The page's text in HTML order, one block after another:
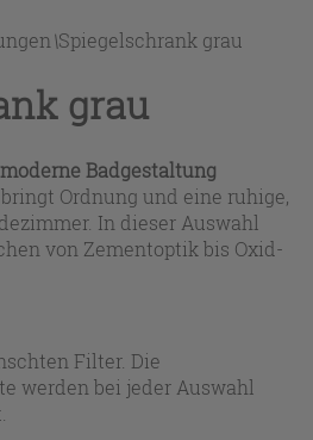
\Spiegelschrank grau
grau
Badgestaltung
bringt Ordnung und eine ruhige,
In dieser Auswahl
von Zementoptik bis Oxid-
Lärchenholz – ideal, wenn
industrielles Ambiente
Linien und neutralen
Fliesen ebenso wie zu dunklen
problemlos mit Chrom-,
kombinieren.
Filter. Die
werden bei jeder Auswahl